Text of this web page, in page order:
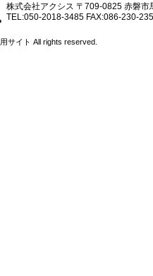
株式会社アクシス 〒709-0825 赤磐市
TEL:050-2018-3485 FAX:086-230-
サイト All rights reserved.